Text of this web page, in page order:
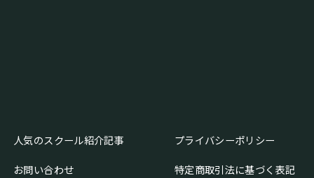
人気のスクール紹介記事
お問い合わせ
プライバシーポリシー
特定商取引法に基づく表記